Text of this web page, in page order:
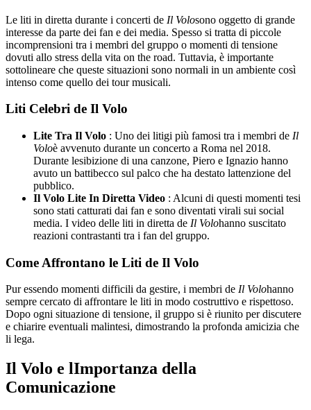
Le liti in diretta durante i concerti de Il Volosono oggetto di grande
interesse da parte dei fan e dei media. Spesso si tratta di piccole
incomprensioni tra i membri del gruppo o momenti di tensione
dovuti allo stress della vita on the road. Tuttavia, è importante
sottolineare che queste situazioni sono normali in un ambiente così
intenso come quello dei tour musicali.
Liti Celebri de Il Volo
Lite Tra Il Volo : Uno dei litigi più famosi tra i membri de Il
Voloè avvenuto durante un concerto a Roma nel 2018.
Durante lesibizione di una canzone, Piero e Ignazio hanno
avuto un battibecco sul palco che ha destato lattenzione del
pubblico.
Il Volo Lite In Diretta Video : Alcuni di questi momenti tesi
sono stati catturati dai fan e sono diventati virali sui social
media. I video delle liti in diretta de Il Volohanno suscitato
reazioni contrastanti tra i fan del gruppo.
Come Affrontano le Liti de Il Volo
Pur essendo momenti difficili da gestire, i membri de Il Volohanno
sempre cercato di affrontare le liti in modo costruttivo e rispettoso.
Dopo ogni situazione di tensione, il gruppo si è riunito per discutere
e chiarire eventuali malintesi, dimostrando la profonda amicizia che
li lega.
Il Volo e lImportanza della
Comunicazione